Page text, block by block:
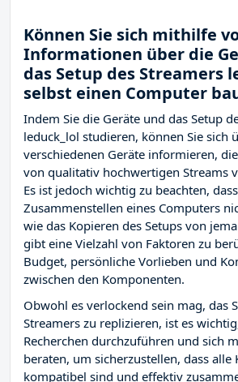
Können Sie sich mithilfe
Informationen über die
das Setup des Streamers
selbst einen Computer
Indem Sie die Geräte und das Setup
leduck_lol studieren, können Sie sich
verschiedenen Geräte informieren,
von qualitativ hochwertigen Streams
Es ist jedoch wichtig zu beachten,
Zusammenstellen eines Computers
wie das Kopieren des Setups von
gibt eine Vielzahl von Faktoren zu
Budget, persönliche Vorlieben und
zwischen den Komponenten.
Obwohl es verlockend sein mag, das
Streamers zu replizieren, ist es
Recherchen durchzuführen und sich
beraten, um sicherzustellen, dass alle
kompatibel sind und effektiv